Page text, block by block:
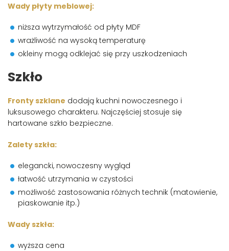
Wady płyty meblowej:
niższa wytrzymałość od płyty MDF
wrażliwość na wysoką temperaturę
okleiny mogą odklejać się przy uszkodzeniach
Szkło
Fronty szklane dodają kuchni nowoczesnego i
luksusowego charakteru. Najczęściej stosuje się
hartowane szkło bezpieczne.
Zalety szkła:
elegancki, nowoczesny wygląd
łatwość utrzymania w czystości
możliwość zastosowania różnych technik (matowienie,
piaskowanie itp.)
Wady szkła:
wyższa cena